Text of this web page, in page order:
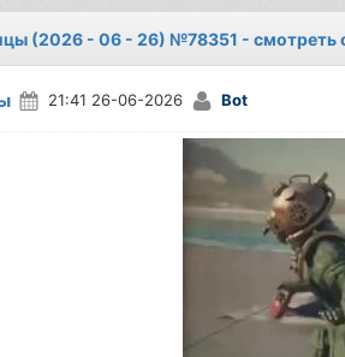
(2026 - 06 - 26) №78351 - смотреть
21:41 26-06-2026 Bot